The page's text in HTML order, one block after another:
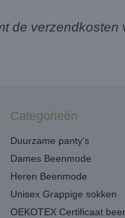
de
Categorieën
Duurzame panty's
Dames Beenmode
Heren Beenmode
Unisex Grappige sokken
OEKOTEX Certificaat